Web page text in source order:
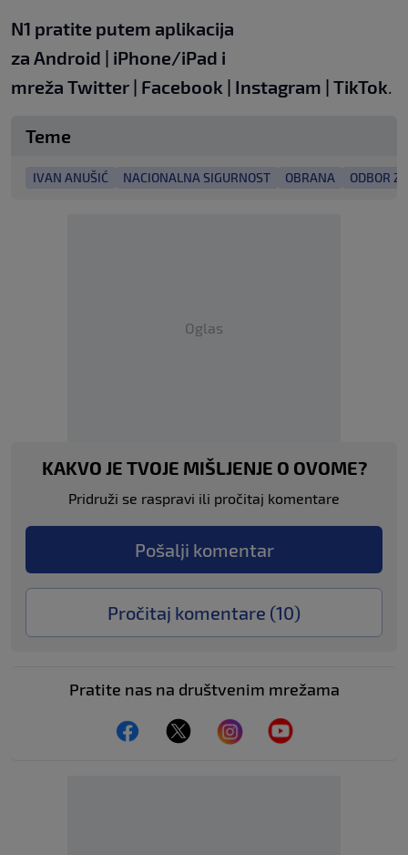
N1 pratite putem aplikacija
za Android | iPhone/iPad i
mreža Twitter | Facebook | Instagram | TikTok.
Teme
IVAN ANUŠIĆ NACIONALNA SIGURNOST OBRANA ODBOR
Oglas
KAKVO JE TVOJE MIŠLJENJE O OVOME?
Pridruži se raspravi ili pročitaj komentare
Pošalji komentar
Pročitaj komentare (10)
Pratite nas na društvenim mrežama